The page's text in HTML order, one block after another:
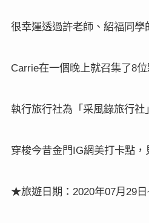
很幸運透過許老師、紹福同學
Carrie在一個晚上就召集了8
執行旅行社為「采風錄旅行社
穿梭今昔金門IG網美打卡點，
★旅遊日期： 2020年07月29日